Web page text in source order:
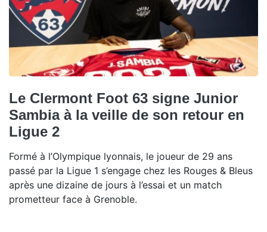
Le Clermont Foot 63 signe Junior
Sambia à la veille de son retour en
Ligue 2
Formé à l’Olympique lyonnais, le joueur de 29 ans
passé par la Ligue 1 s’engage chez les Rouges & Bleus
après une dizaine de jours à l’essai et un match
prometteur face à Grenoble.